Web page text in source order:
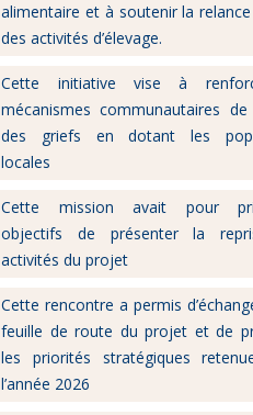
alimentaire et à soutenir la
des activités d’élevage.
Cette initiative vise à
mécanismes communautaires
des griefs en dotant les
locales
Cette mission avait pour
objectifs de présenter la
activités du projet
Cette rencontre a permis
feuille de route du projet et de
les priorités stratégiques
l’année 2026